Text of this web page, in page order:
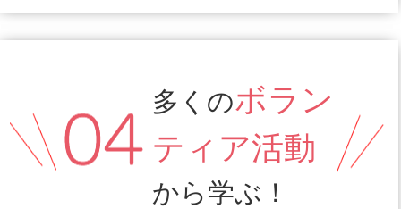
多くのボラン
ティア活動
から学ぶ！